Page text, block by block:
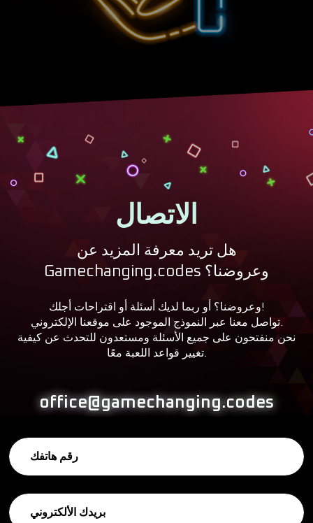
الاتصال
هل تريد معرفة المزيد عن
Gamechanging.codes وعروضنا؟
وعروضنا؟ أو ربما لديك أسئلة أو اقتراحات أجلك!
تواصل معنا عبر النموذج الموجود على موقعنا الإلكتروني.
نحن منفتحون على جميع الأسئلة ومستعدون للتحدث عن كيفية
تغيير قواعد اللعبة معًا.
office@gamechanging.codes